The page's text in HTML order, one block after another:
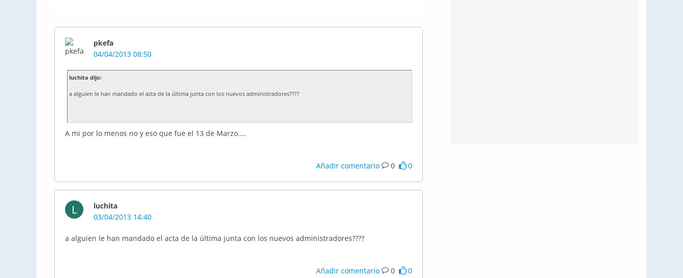
pkefa
04/04/2013 08:50
luchita dijo:
a alguien le han mandado el acta de la última junta con los nuevos administradores????
A mi por lo menos no y eso que fue el 13 de Marzo....
Añadir comentario 0 0
L
luchita
03/04/2013 14:40
a alguien le han mandado el acta de la última junta con los nuevos administradores????
Añadir comentario 0 0